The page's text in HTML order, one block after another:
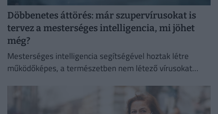
Döbbenetes áttörés: már szupervírusokat is
tervez a mesterséges intelligencia, mi jöhet
még?
Mesterséges intelligencia segítségével hoztak létre
működőképes, a természetben nem létező vírusokat